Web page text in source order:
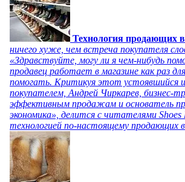
Технология продающих
ничего хуже, чем встреча покупателя
«Здравствуйте, могу ли я чем-нибудь
продавец работает в магазине как раз
помогать. Критикуя этот устоявшийся
покупателем, Андрей Чиркарев, бизнес-
эффективным продажам и основатель
экономика», делится с читателями Shoes
технологией по-настоящему продающих